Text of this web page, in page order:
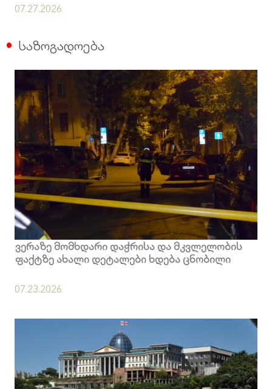
07.27.2026
საზოგადოება
ვერაზე მომხდარი დაჭრისა და მკვლელობის
ფაქტზე ახალი დეტალები ხდება ცნობილი
07.23.2026